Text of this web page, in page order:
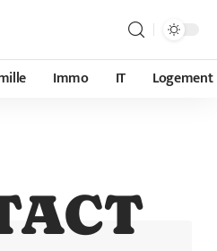
Immo IT Logement